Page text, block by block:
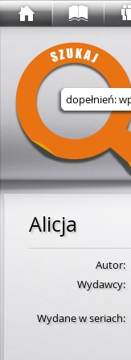
Alicja
Autor:
Wydawcy:
Wydane w seriach: